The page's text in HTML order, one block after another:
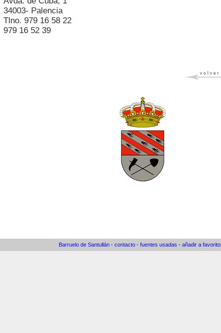
34003- Palencia
Tlno. 979 16 58 22
979 16 52 39
Barruelo de Santullán - contacto - fuentes usadas - añadir a